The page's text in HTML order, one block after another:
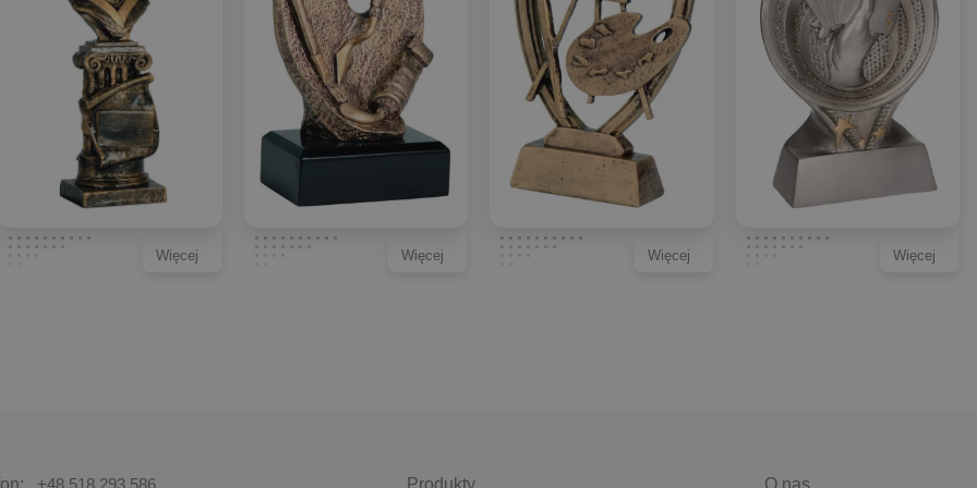
Więcej Więcej Więcej Więcej